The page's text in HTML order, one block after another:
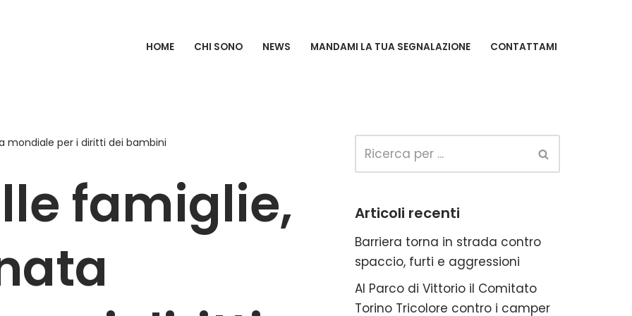
HOME CHI SONO NEWS MANDAMI LA TUA SEGNALAZIONE CONTATTAMI
mondiale per i diritti dei bambini
famiglie,
Articoli recenti
Barriera torna in strada contro
spaccio, furti e aggressioni
Al Parco di Vittorio il Comitato
Torino Tricolore contro i camper